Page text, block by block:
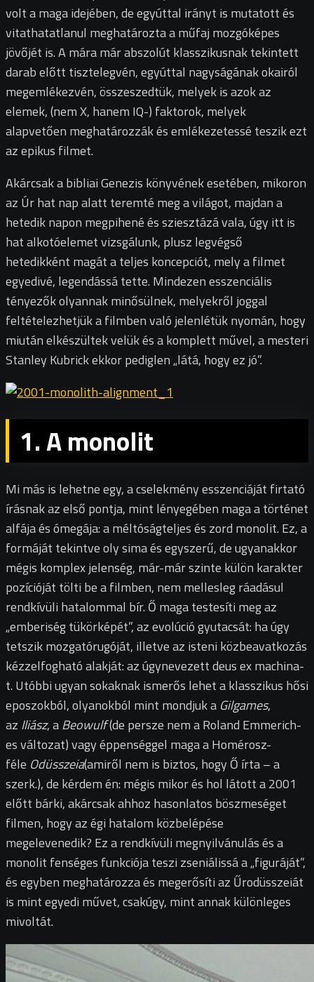
volt a maga idejében, de egyúttal irányt is mutatott és
vitathatatlanul meghatározta a műfaj mozgóképes
jövőjét is. A mára már abszolút klasszikusnak tekintett
darab előtt tisztelegvén, egyúttal nagyságának okairól
megemlékezvén, összeszedtük, melyek is azok az
elemek, (nem X, hanem IQ-) faktorok, melyek
alapvetően meghatározzák és emlékezetessé teszik ezt
az epikus filmet.
Akárcsak a bibliai Genezis könyvének esetében, mikoron
az Úr hat nap alatt teremté meg a világot, majdan a
hetedik napon megpihené és sziesztázá vala, úgy itt is
hat alkotóelemet vizsgálunk, plusz legvégső
hetedikként magát a teljes koncepciót, mely a filmet
egyedivé, legendássá tette. Mindezen esszenciális
tényezők olyannak minősülnek, melyekről joggal
feltételezhetjük a filmben való jelenlétük nyomán, hogy
miután elkészültek velük és a komplett művel, a mesteri
Stanley Kubrick ekkor pediglen „látá, hogy ez jó”.
1. A monolit
Mi más is lehetne egy, a cselekmény esszenciáját firtató
írásnak az első pontja, mint lényegében maga a történet
alfája és ómegája: a méltóságteljes és zord monolit. Ez, a
formáját tekintve oly sima és egyszerű, de ugyanakkor
mégis komplex jelenség, már-már szinte külön karakter
pozícióját tölti be a filmben, nem mellesleg ráadásul
rendkívüli hatalommal bír. Ő maga testesíti meg az
„emberiség tükörképét”, az evolúció gyutacsát: ha úgy
tetszik mozgatórugóját, illetve az isteni közbeavatkozás
kézzelfogható alakját: az úgynevezett deus ex machina-
t. Utóbbi ugyan sokaknak ismerős lehet a klasszikus hősi
eposzokból, olyanokból mint mondjuk a Gilgames,
az Iliász, aBeowulf(de persze nem a Roland Emmerich-
es változat) vagy éppenséggel maga a Homérosz-
féle Odüsszeia(amiről nem is biztos, hogy Ő írta – a
szerk.), de kérdem én: mégis mikor és hol látott a 2001
előtt bárki, akárcsak ahhoz hasonlatos böszmeséget
filmen, hogy az égi hatalom közbelépése
megelevenedik? Ez a rendkívüli megnyilvánulás és a
monolit fenséges funkciója teszi zseniálissá a „figuráját”,
és egyben meghatározza és megerősíti az Űrodüsszeiát
is mint egyedi művet, csakúgy, mint annak különleges
mivoltát.